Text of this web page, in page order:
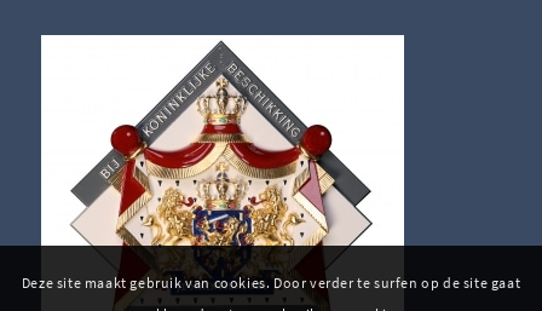
Deze site maakt gebruik van cookies. Door verder te surfen op de site gaat